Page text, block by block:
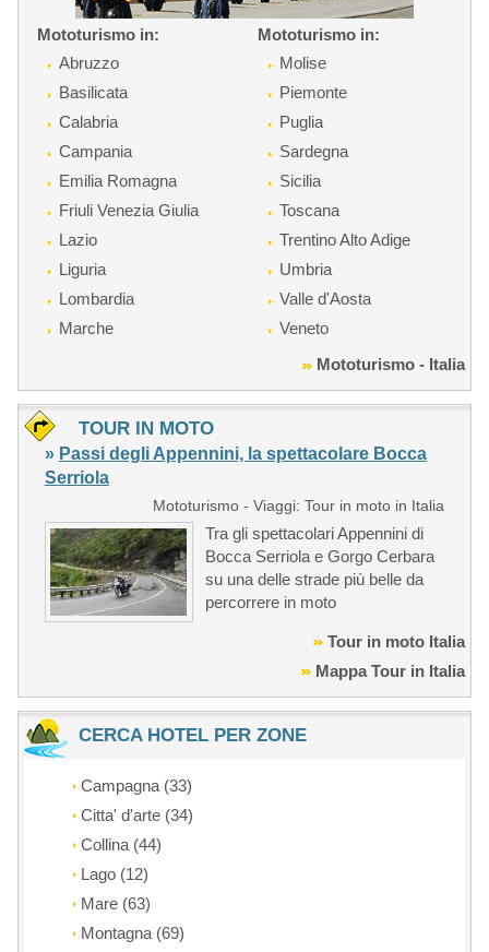
Mototurismo in:
Abruzzo
Basilicata
Calabria
Campania
Emilia Romagna
Friuli Venezia Giulia
Lazio
Liguria
Lombardia
Marche
Mototurismo in:
Molise
Piemonte
Puglia
Sardegna
Sicilia
Toscana
Trentino Alto Adige
Umbria
Valle d'Aosta
Veneto
Mototurismo - Italia
TOUR IN MOTO
» Passi degli Appennini, la spettacolare Bocca
Serriola
Mototurismo - Viaggi: Tour in moto in Italia
Tra gli spettacolari Appennini di
Bocca Serriola e Gorgo Cerbara
su una delle strade più belle da
percorrere in moto
Tour in moto Italia
Mappa Tour in Italia
CERCA HOTEL PER ZONE
Campagna (33)
Citta' d'arte (34)
Collina (44)
Lago (12)
Mare (63)
Montagna (69)